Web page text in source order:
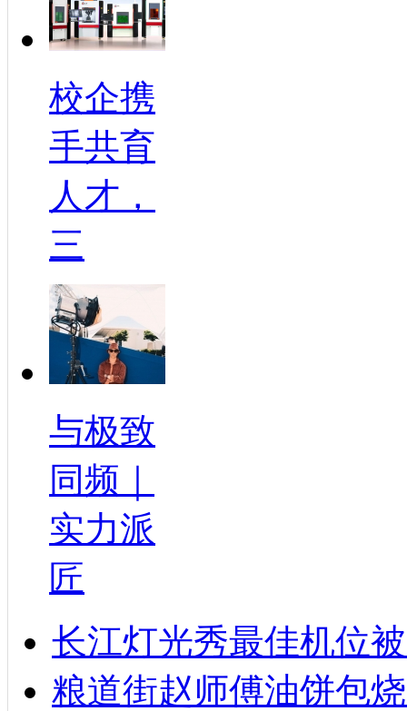
校企携
手共育
人才，
三
与极致
同频｜
实力派
匠
长江灯光秀最佳机位
粮道街赵师傅油饼包